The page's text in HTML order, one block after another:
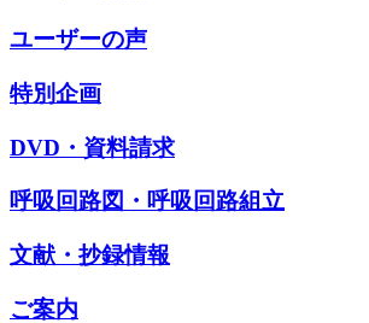
ユーザーの声
特別企画
DVD・資料請求
呼吸回路図・呼吸回路組立
文献・抄録情報
ご案内